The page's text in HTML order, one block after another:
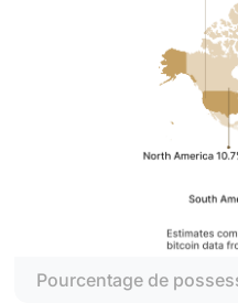
Pourcentage de